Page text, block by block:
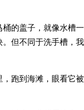
的盖子，就像水槽一
但不同于洗手槽，
跑到海滩，眼看它